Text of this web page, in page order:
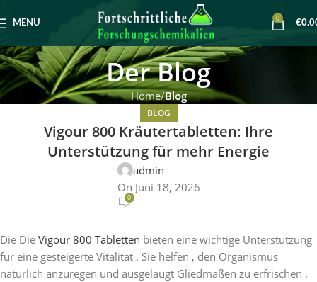
MENU
0
€
Der Blog
Home Blog
BLOG
Vigour 800 Kräutertabletten: Ihre
Unterstützung für mehr Energie
admin
On Juni 18, 2026
0
Die Die Vigour 800 Tabletten bieten eine wichtige Unterstützung
für eine gesteigerte Vitalität . Sie helfen , den Organismus
natürlich anzuregen und ausgelaugt Gliedmaßen zu erfrischen .